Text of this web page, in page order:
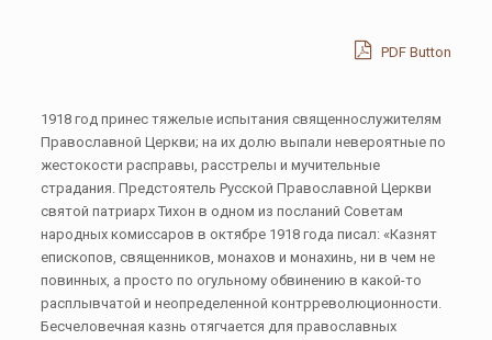
PDF Button
1918 год принес тяжелые испытания священнослужителям
Православной Церкви; на их долю выпали невероятные по
жестокости расправы, расстрелы и мучительные
страдания. Предстоятель Русской Православной Церкви
святой патриарх Тихон в одном из посланий Советам
народных комиссаров в октябре 1918 года писал: «Казнят
епископов, священников, монахов и монахинь, ни в чем не
повинных, а просто по огульному обвинению в какой-то
расплывчатой и неопределенной контрреволюционности.
Бесчеловечная казнь отягчается для православных